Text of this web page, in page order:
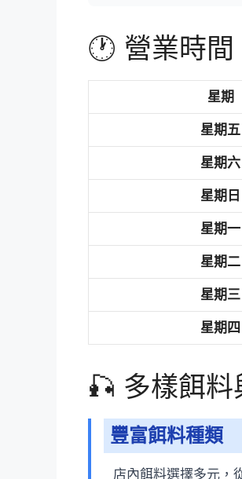
🕐 營業時間
星期
星期五
星期六
星期日
星期一
星期二
星期三
星期四
🎣 多樣餌
豐富餌料種類
店內餌料選擇多元，